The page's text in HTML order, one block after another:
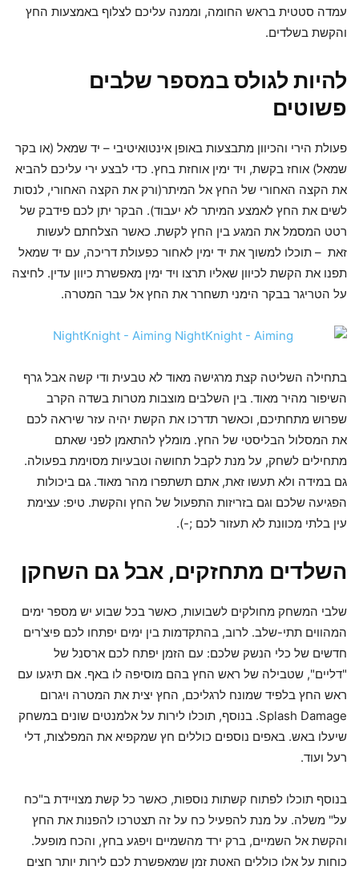
עמדה סטטית בראש החומה, וממנה עליכם לצלוף באמצעות החץ
והקשת בשלדים.
להיות לגולס במספר שלבים
פשוטים
פעולת הירי והכיוון מתבצעות באופן אינטואיטיבי – יד שמאל (או בקר
שמאל) אוחז בקשת, ויד ימין אוחזת בחץ. כדי לבצע ירי עליכם להביא
את הקצה האחורי של החץ אל המיתר(ורק את הקצה האחורי, לנסות
לשים את החץ לאמצע המיתר לא יעבוד). הבקר יתן לכם פידבק של
רטט המסמל את המגע בין החץ לקשת. כאשר הצלחתם לעשות
זאת – תוכלו למשוך את יד ימין לאחור כפעולת דריכה, עם יד שמאל
תפנו את הקשת לכיוון שאליו תרצו ויד ימין מאפשרת כיוון עדין. לחיצה
על הטריגר בבקר הימני תשחרר את החץ אל עבר המטרה.
בתחילה השליטה קצת מרגישה מאוד לא טבעית ודי קשה אבל גרף
השיפור מהיר מאוד. בין השלבים מוצבות מטרות בשדה הקרב
שפרוש מתחתיכם, וכאשר תדרכו את הקשת יהיה עזר שיראה לכם
את המסלול הבליסטי של החץ. מומלץ להתאמן לפני שאתם
מתחילים לשחק, על מנת לקבל תחושה וטבעיות מסוימת בפעולה.
גם במידה ולא תעשו זאת, אתם תשתפרו מהר מאוד. גם ביכולות
הפגיעה שלכם וגם בזריזות התפעול של החץ והקשת. טיפ: עצימת
עין בלתי מכוונת לא תעזור לכם ;-).
השלדים מתחזקים, אבל גם השחקן
שלבי המשחק מחולקים לשבועות, כאשר בכל שבוע יש מספר ימים
המהווים תתי-שלב. לרוב, בהתקדמות בין ימים יפתחו לכם פיצ'רים
חדשים של כלי הנשק שלכם: עם הזמן יפתח לכם ארסנל של
"דליים", שטבילה של ראש החץ בהם מוסיפה לו באף. אם תיגעו עם
ראש החץ בלפיד שמונח לרגליכם, החץ יצית את המטרה ויגרום
Splash Damage. בנוסף, תוכלו לירות על אלמנטים שונים במשחק
שיעלו באש. באפים נוספים כוללים חץ שמקפיא את המפלצות, דלי
רעל ועוד.
בנוסף תוכלו לפתוח קשתות נוספות, כאשר כל קשת מצויידת ב"כח
על" משלה. על מנת להפעיל כח על זה תצטרכו להפנות את החץ
והקשת אל השמיים, ברק ירד מהשמיים ויפגע בחץ, והכח מופעל.
כוחות על אלו כוללים האטת זמן שמאפשרת לכם לירות יותר חצים